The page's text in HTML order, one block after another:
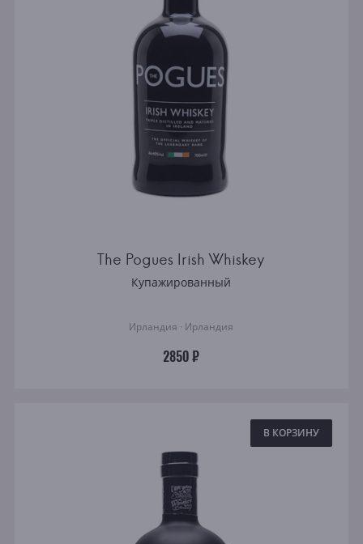
The Pogues Irish Whiskey
Купажированный
Ирландия · Ирландия
2850 ₽
В КОРЗИНУ